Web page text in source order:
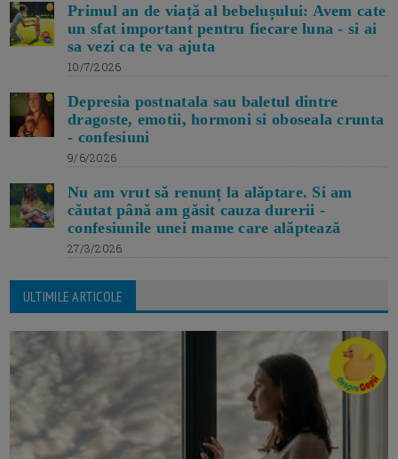
Primul an de viață al bebelușului: Avem cate
un sfat important pentru fiecare luna - si ai
sa vezi ca te va ajuta
10/7/2026
Depresia postnatala sau baletul dintre
dragoste, emotii, hormoni si oboseala crunta
- confesiuni
9/6/2026
Nu am vrut să renunț la alăptare. Si am
căutat până am găsit cauza durerii -
confesiunile unei mame care alăptează
27/3/2026
ULTIMILE ARTICOLE